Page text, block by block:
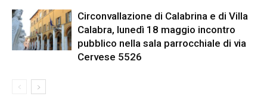
Circonvallazione di Calabrina e di Villa
Calabra, lunedì 18 maggio incontro
pubblico nella sala parrocchiale di via
Cervese 5526